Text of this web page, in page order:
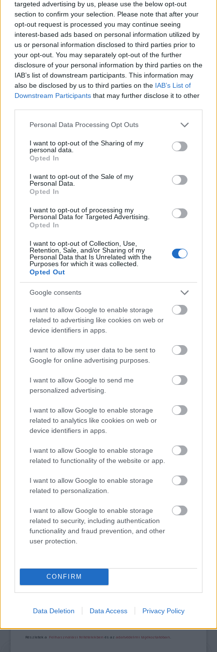
targeted advertising by us, please use the below opt-out
section to confirm your selection. Please note that after your
opt-out request is processed you may continue seeing
interest-based ads based on personal information utilized by
us or personal information disclosed to third parties prior to
your opt-out. You may separately opt-out of the further
disclosure of your personal information by third parties on the
IAB’s list of downstream participants. This information may
also be disclosed by us to third parties on the IAB’s List of
Downstream Participants that may further disclose it to other
Please note that this website/app uses one or more Google
not limited to your visit or usage behaviour. You may click to
grant or deny consent to Google and its third-party tags to
use your data for below specified purposes in below Google
consent section.
Personal Data Processing Opt Outs
I want to opt-out of the Sharing of my
personal data.
Opted In
I want to opt-out of the Sale of my
Personal Data.
Opted In
I want to opt-out of processing my
Personal Data for Targeted Advertising.
Opted In
I want to opt-out of Collection, Use,
Retention, Sale, and/or Sharing of my
Personal Data that Is Unrelated with the
Purposes for which it was collected.
Opted Out
Google consents
I want to allow Google to enable storage
related to advertising like cookies on web or
device identifiers in apps.
I want to allow my user data to be sent to
Google for online advertising purposes.
I want to allow Google to send me
personalized advertising.
I want to allow Google to enable storage
related to analytics like cookies on web or
device identifiers in apps.
I want to allow Google to enable storage
related to functionality of the website or app.
I want to allow Google to enable storage
related to personalization.
I want to allow Google to enable storage
related to security, including authentication
functionality and fraud prevention, and other
user protection.
CONFIRM
Data Deletion Data Access Privacy Policy
szenvedett végzetes károsodást, s a
szakértők szerint a mű semmit sem vesztett
"érzelmi töltéséből".
Nicholas Penny, a londoni Nemzeti Galéria
igazgatója szerint a jövő évi tárlattal "helyre
akarják állítani" a francia festő renoméját,
akit a XX. században túlságosan teátrálisnak
és szentimentálisnak tartottak.
művének, Lady Jane Grey kivégzése című
alkotásának a sorsa is, amelyet szintén
bemutatnak a jövő évi londoni tárlaton. A
festményről azt tartották, hogy
megsemmisült az 1928-as londoni árvíz alatt,
ám 1973-ban csaknem sértetlen állapotban
került elő.
Forrás:MTI
Festészet Képzőművészet Háború Képző
AZ EMBERSÉG ÜNNEPE
EGY VÁLOGATOTT TÁRSASÁGRA”
LÉTEZIK GYÓGYÍTÓ MÚZEUM?!
A bejegyzés trackback címe:
https://kulturpart.hu/api/trackback/id/7864736
Kommentek:
vonatkozó jogszabályok
értelmében felhasználói tartalomnak
szolgáltatás technikai
üzemeltetője semmilyen felelősséget
Részletek a Felhasználási feltételekben és azadatvédelmi tájékoztatóban